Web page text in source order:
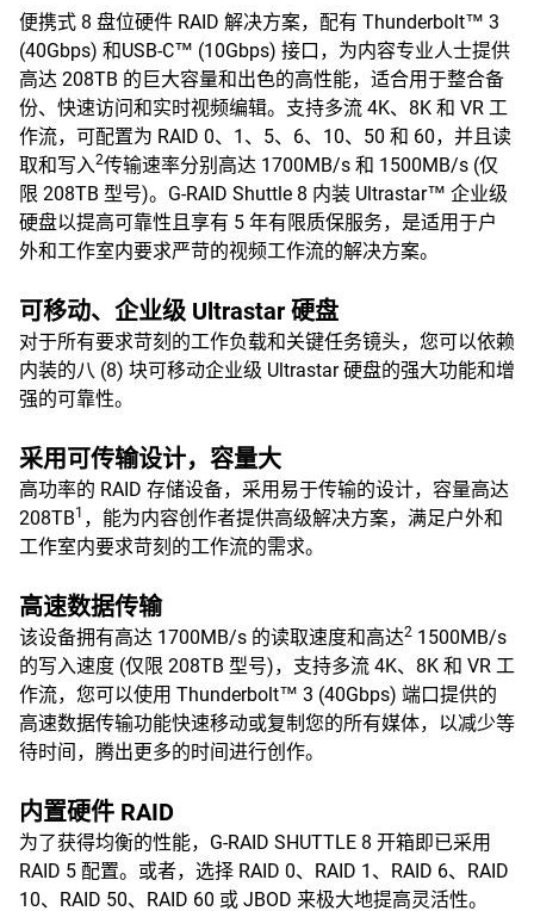
便携式 8 盘位硬件 RAID 解决方案，配有 Thunderbolt™ 3
(40Gbps) 和USB-C™ (10Gbps) 接口，为内容专业人士提供
高达 208TB 的巨大容量和出色的高性能，适合用于整合备
份、快速访问和实时视频编辑。支持多流 4K、8K 和 VR 工
作流，可配置为 RAID 0、1、5、6、10、50 和 60，并且读
取和写入2传输速率分别高达 1700MB/s 和 1500MB/s (仅
限 208TB 型号)。G-RAID Shuttle 8 内装 Ultrastar™ 企业级
硬盘以提高可靠性且享有 5 年有限质保服务，是适用于户
外和工作室内要求严苛的视频工作流的解决方案。
可移动、企业级 Ultrastar 硬盘
对于所有要求苛刻的工作负载和关键任务镜头，您可以依赖
内装的八 (8) 块可移动企业级 Ultrastar 硬盘的强大功能和增
强的可靠性。
采用可传输设计，容量大
高功率的 RAID 存储设备，采用易于传输的设计，容量高达
208TB1 ，能为内容创作者提供高级解决方案，满足户外和
工作室内要求苛刻的工作流的需求。
高速数据传输
该设备拥有高达 1700MB/s 的读取速度和高达2 1500MB/s
的写入速度 (仅限 208TB 型号)，支持多流 4K、8K 和 VR 工
作流，您可以使用 Thunderbolt™ 3 (40Gbps) 端口提供的
高速数据传输功能快速移动或复制您的所有媒体，以减少等
待时间，腾出更多的时间进行创作。
内置硬件 RAID
为了获得均衡的性能，G-RAID SHUTTLE 8 开箱即已采用
RAID 5 配置。或者，选择 RAID 0、RAID 1、RAID 6、RAID
10、RAID 50、RAID 60 或 JBOD 来极大地提高灵活性。